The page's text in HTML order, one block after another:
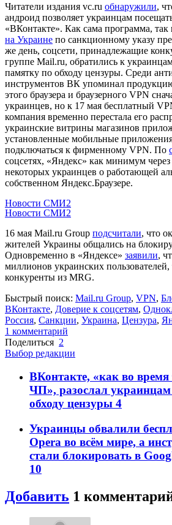
Читатели издания vc.ru обнаружили,
андроид позволяет украинцам
«ВКонтакте». Как сама программа, так
на Украине по санкционному указу
же день, соцсети, принадлежащие
группе Mail.ru, обратились к
памятку по обходу цензуры. Среди
инструментов ВК упоминал
этого браузера и браузерного VPN
украинцев, но к 17 мая бесплатный
компания временно перестала его
украинские витрины магазинов
установленные мобильные
подключаться к фирменному VPN. По
соцсетях, «Яндекс» как минимум
некоторых украинцев о работающей
собственном Яндекс.Браузере.
Новости СМИ2
Новости СМИ2
16 мая Mail.ru Group подсчитали, что
жителей Украины общались на
Одновременно в «Яндексе» заявили,
миллионов украинских
конкуренты из MRG.
Быстрый поиск: Mail.ru Group, VPN,
ВКонтакте, Доверие к соцсетям,
Россия, Санкции, Украина, Цензура,
1 комментарий
Поделиться 2
Выбор редакции
ВКонтакте, «как во время
ЧП», разослал
обходу цензуры 4
Украинцы обвалили
Opera во всём мире, а
стали блокировать в
10
Добавить 1